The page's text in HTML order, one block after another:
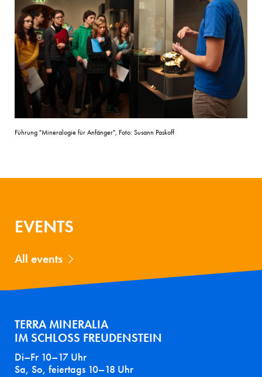
Führung "Mineralogie für Anfänger", Foto: Susann Paskoff
EVENTS
All events
TERRA MINERALIA
IM SCHLOSS FREUDENSTEIN
Di–Fr 10–17 Uhr
Sa, So, feiertags 10–18 Uhr